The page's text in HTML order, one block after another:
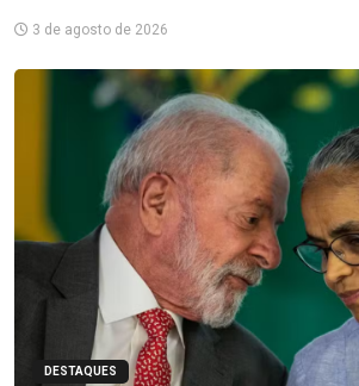
3 de agosto de 2026
DESTAQUES